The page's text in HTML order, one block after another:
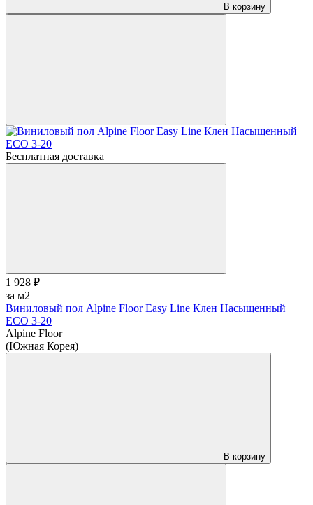
В корзину
Бесплатная доставка
1 928 ₽
за м2
Виниловый пол Alpine Floor Easy Line Клен Насыщенный
ЕСО 3-20
Alpine Floor
(Южная Корея)
В корзину